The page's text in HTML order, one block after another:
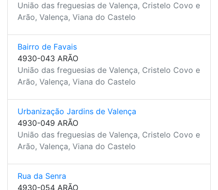
União das freguesias de Valença, Cristelo Covo e
Arão, Valença, Viana do Castelo
Bairro de Favais
4930-043 ARÃO
União das freguesias de Valença, Cristelo Covo e
Arão, Valença, Viana do Castelo
Urbanização Jardins de Valença
4930-049 ARÃO
União das freguesias de Valença, Cristelo Covo e
Arão, Valença, Viana do Castelo
Rua da Senra
4930-054 ARÃO